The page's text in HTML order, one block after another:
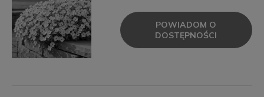
POWIADOM O
DOSTĘPNOŚCI